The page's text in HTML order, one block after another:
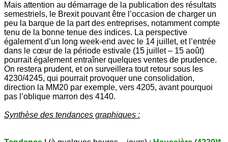
Mais attention au démarrage de la publication des résultats
semestriels, le Brexit pouvant être l’occasion de charger un
peu la barque de la part des entreprises, notamment compte
tenu de la bonne tenue des indices. La perspective
également d’un long week-end avec le 14 juillet, et l’entrée
dans le cœur de la période estivale (15 juillet – 15 août)
pourrait également entraîner quelques ventes de prudence.
On restera prudent, et on surveillera tout retour sous les
4230/4245, qui pourrait provoquer une consolidation,
direction la MM20 par exemple, vers 4205, avant pourquoi
pas l’oblique marron des 4140.
Synthèse des tendances graphiques :